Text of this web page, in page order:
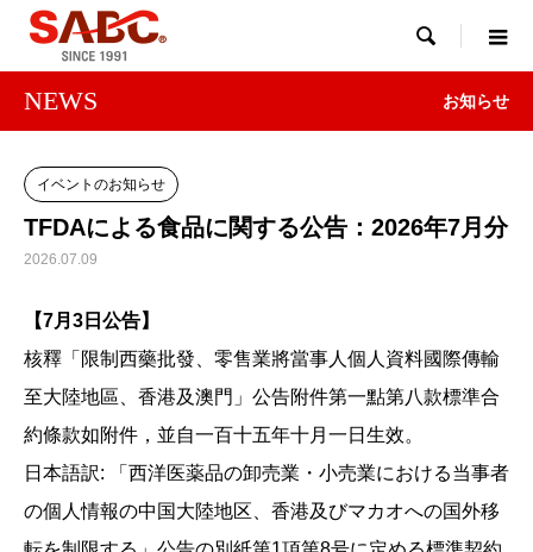

NEWS お知らせ
イベントのお知らせ
TFDAによる食品に関する公告：2026年7月分
2026.07.09
【7月3日公告】
核釋「限制西藥批發、零售業將當事人個人資料國際傳輸
至大陸地區、香港及澳門」公告附件第一點第八款標準合
約條款如附件，並自一百十五年十月一日生效。
日本語訳: 「西洋医薬品の卸売業・小売業における当事者
の個人情報の中国大陸地区、香港及びマカオへの国外移